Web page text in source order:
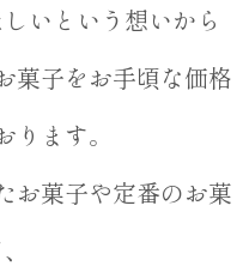
いという想いから
菓子をお手頃な価格
ます。
お菓子や定番のお菓